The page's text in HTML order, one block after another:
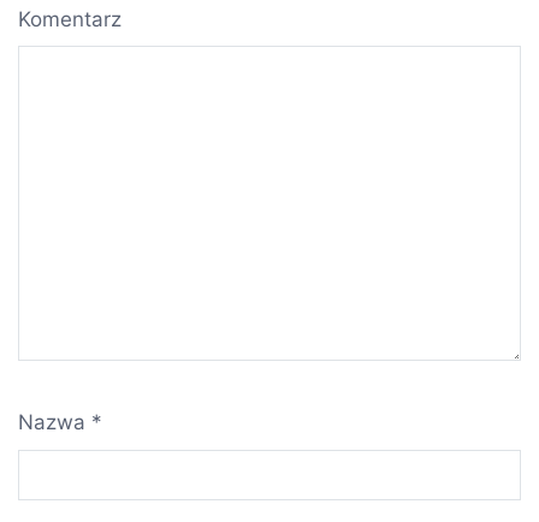
Komentarz
Nazwa *